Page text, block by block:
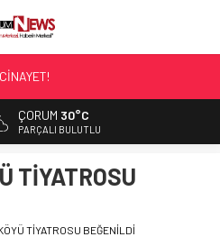
BAŞDANIŞMANI OLDU
ÇORUM 30°C
PARÇALI BULUTLU
TİYATROSU
TİYATROSU BEĞENİLDİ